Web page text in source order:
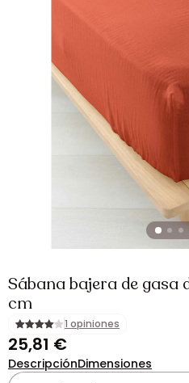
Sábana bajera de gasa
cm
1 opiniones
25,81 €
DescripciónDimensiones